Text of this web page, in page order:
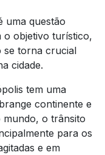
uma questão
o objetivo turístico,
se torna crucial
cidade.
tem uma
continente e
mundo, o trânsito
para os
e em